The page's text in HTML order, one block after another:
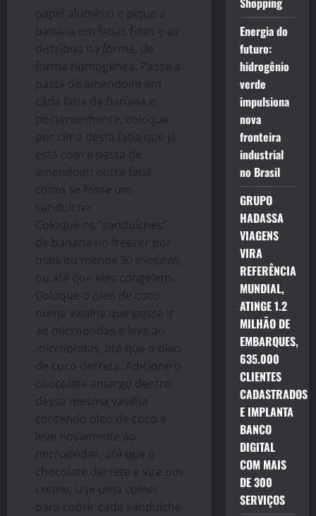
papel alumínio e pique a
banana em fatias finas e as
distribua na forma, de
forma homogênea. Passe a
pasta de amendoim em
cada fatia de banana e,
posteriormente, coloque
por cima desta fatia que já
está com a pasta de
amendoim outra fatia,
como se fosse um
sanduíche.
Coloque os “sanduíches”
de banana no freezer por
mais ou menos 30 minutos,
ou até que eles congelem.
Coloque o óleo de coco
numa vasilha que possa ir
ao microondas e leve ao
microondas, até que o óleo
de coco derreta. Adicione o
chocolate amargo dentro
dessa mesma vasilha
contendo óleo de coco e
leve novamente ao
microondas, até que o
chocolate derrete e vire um
creme. Use uma colher
para cobrir cada sanduíche
Energia do
futuro:
hidrogênio
verde
impulsiona
nova
fronteira
industrial
no Brasil
GRUPO
HADASSA
VIAGENS
VIRA
REFERÊNCIA
MUNDIAL,
ATINGE 1.2
MILHÃO DE
EMBARQUES,
635.000
CLIENTES
CADASTRADOS
E IMPLANTA
BANCO
DIGITAL
COM MAIS
DE 300
SERVIÇOS